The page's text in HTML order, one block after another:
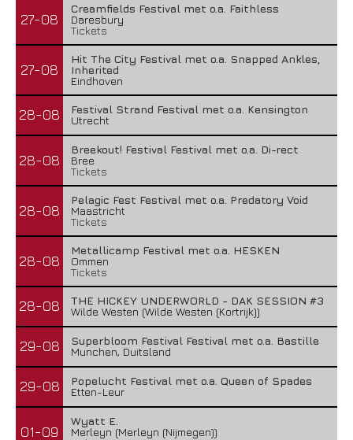
27-08
Creamfields Festival met o.a. Faithless
Daresbury
Tickets
27-08
Hit The City Festival met o.a. Snapped Ankles,
Inherited
Eindhoven
28-08
Festival Strand Festival met o.a. Kensington
Utrecht
28-08
Breekout! Festival Festival met o.a. Di-rect
Bree
Tickets
28-08
Pelagic Fest Festival met o.a. Predatory Void
Maastricht
Tickets
28-08
Metallicamp Festival met o.a. HESKEN
Ommen
Tickets
28-08
THE HICKEY UNDERWORLD - DAK SESSION #3
Wilde Westen (Wilde Westen (Kortrijk))
29-08
Superbloom Festival Festival met o.a. Bastille
Munchen, Duitsland
29-08
Popelucht Festival met o.a. Queen of Spades
Etten-Leur
01-09
Wyatt E.
Merleyn (Merleyn (Nijmegen))